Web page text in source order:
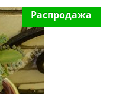
Распродажа